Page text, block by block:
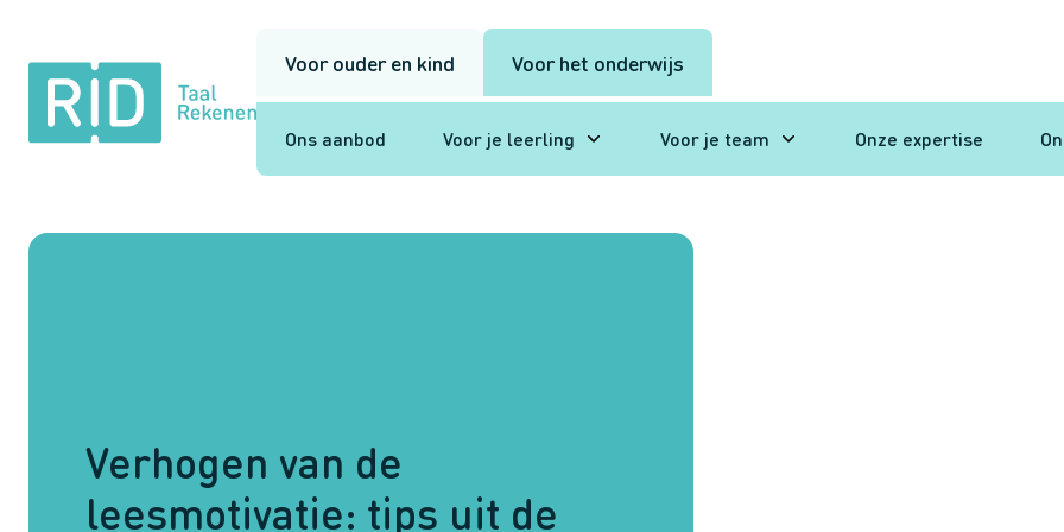
RID
Taal
Rekenen
Voor ouder en kind Voor het onderwijs
Ons aanbod Voor je leerling Voor je team Onze expertise
Verhogen van de
leesmotivatie: tips uit de